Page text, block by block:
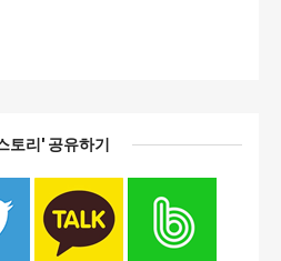
토리' 공유하기